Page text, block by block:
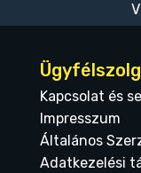
Kapcsolat és
Impresszum
Általános
Adatkezelési